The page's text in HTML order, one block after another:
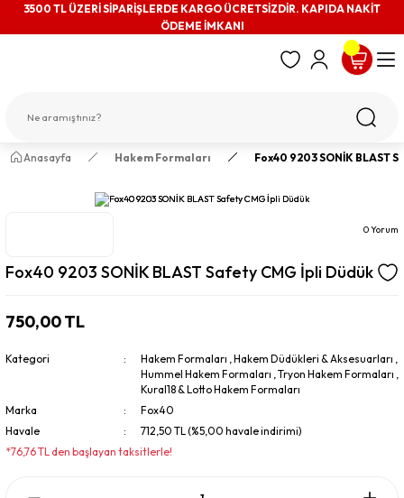
3500 TL ÜZERİ SİPARİŞLERDE KARGO ÜCRETSİZDİR. KAPIDA NAKİT
ÖDEME İMKANI
Anasayfa Hakem Formaları Fox40 9203 SONİK BLAST
0 Yorum
Fox40 9203 SONİK BLAST Safety CMG İpli Düdük
750,00 TL
Kategori Hakem Formaları ,Hakem Düdükleri & Aksesuarları ,
Hummel Hakem Formaları ,Tryon Hakem Formaları ,
Kural18 & Lotto Hakem Formaları
Marka
Fox40
Havale
712,50 TL (%5,00 havale indirimi)
*76,76 TL den başlayan taksitlerle!